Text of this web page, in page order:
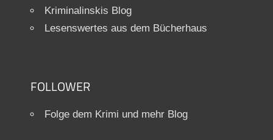
Kriminalinskis Blog
Lesenswertes aus dem Bücherhaus
FOLLOWER
Folge dem Krimi und mehr Blog